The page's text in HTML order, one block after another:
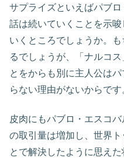
サプライズといえばパブ
話は続いていくことを示
いくところでしょうか。
るでしょうが、「ナルコ
とをからも別に主人公は
らない理由がないからです
皮肉にもパブロ・エスコ
の取引量は増加し、世界
とで解決したように思え